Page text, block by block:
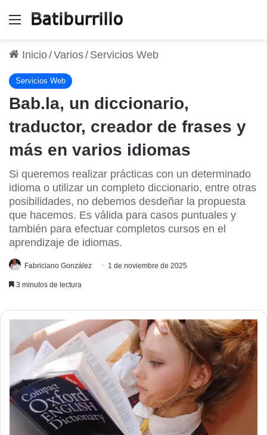
Menú
Inicio/Varios/ Servicios Web
Servicios Web
Bab.la, un diccionario,
traductor, creador de frases y
más en varios idiomas
Si queremos realizar prácticas con un determinado
idioma o utilizar un completo diccionario, entre otras
posibilidades, no debemos desdeñar la propuesta
que hacemos. Es válida para casos puntuales y
también para efectuar completos cursos en el
aprendizaje de idiomas.
Fabriciano González 1 de noviembre de 2025
3 minutos de lectura